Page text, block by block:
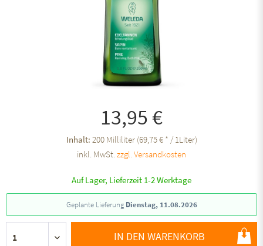
13,95 €
Inhalt: 200 Milliliter (69,75 € * / 1Liter)
inkl. MwSt.zzgl. Versandkosten
Auf Lager, Lieferzeit 1-2 Werktage
Geplante Lieferung Dienstag, 11.08.2026
IN DEN WARENKORB